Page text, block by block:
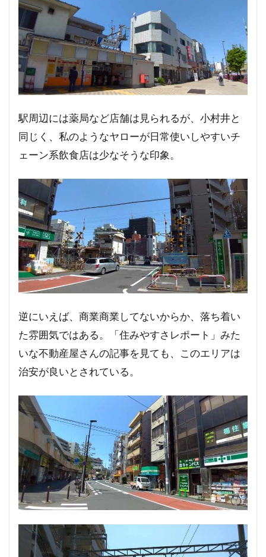
駅周辺には薬局など店舗は見られるが、小村井と
同じく、私のようなヤローが日常使いしやすいチ
ェーン系飲食店は少なそうな印象。
逆にいえば、商業商業してないからか、落ち着い
た雰囲気ではある。「住みやすさレポート」みた
いな不動産屋さんの記事を見ても、このエリアは
治安が良いとされている。